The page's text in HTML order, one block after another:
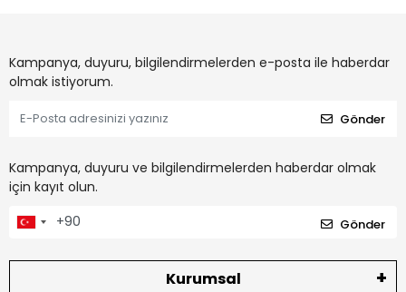
Kampanya, duyuru, bilgilendirmelerden e-posta ile haberdar
olmak istiyorum.
Gönder
Kampanya, duyuru ve bilgilendirmelerden haberdar olmak
için kayıt olun.
Gönder
Kurumsal